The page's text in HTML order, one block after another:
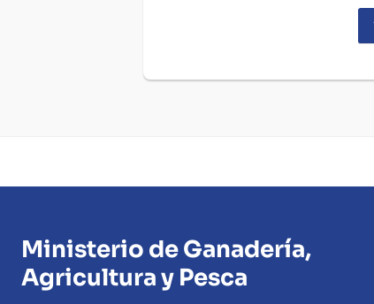
Ministerio de Ganadería,
Agricultura y Pesca